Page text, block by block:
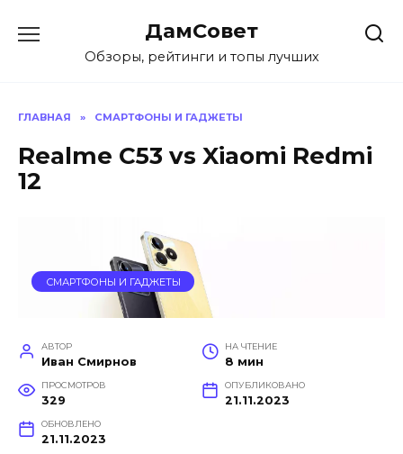
содержанию
ДамСовет
Обзоры, рейтинги и топы лучших
ГЛАВНАЯ » СМАРТФОНЫ И ГАДЖЕТЫ
Realme C53 vs Xiaomi Redmi
12
СМАРТФОНЫ И ГАДЖЕТЫ
АВТОР
Иван Смирнов
НА ЧТЕНИЕ
8 мин
ПРОСМОТРОВ
329
ОПУБЛИКОВАНО
21.11.2023
ОБНОВЛЕНО
21.11.2023